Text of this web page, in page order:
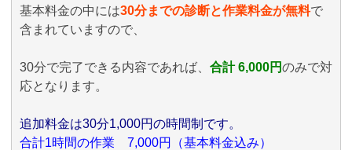
基本料金の中には30分までの診断と作業料金が無料で
含まれていますので、
30分で完了できる内容であれば、 合計 6,000円のみで対
応となります。
追加料金は30分1,000円の時間制です。
合計1時間の作業 7,000円（基本料金込み）